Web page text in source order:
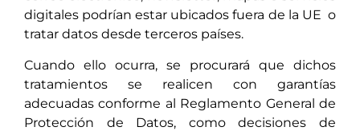
digitales podrían estar ubicados fuera de la UE o
tratar datos desde terceros países.
Cuando ello ocurra, se procurará que dichos
tratamientos se realicen con garantías
adecuadas conforme al Reglamento General de
Protección de Datos, como decisiones de